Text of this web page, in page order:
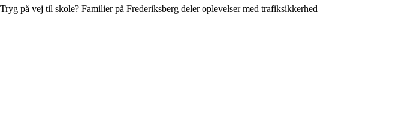
Tryg på vej til skole? Familier på Frederiksberg deler oplevelser med trafiksikkerhed